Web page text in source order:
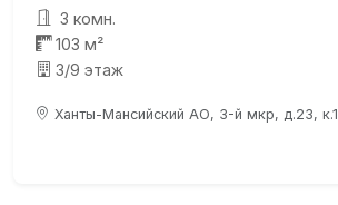
3 комн.
103 м²
3/9 этаж
Ханты-Мансийский АО, 3-й мкр, д.23, к.1